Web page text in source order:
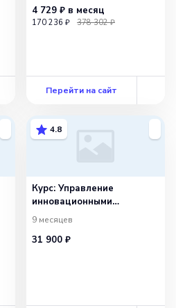
4 729 ₽ в месяц
170 236 ₽ 378 302 ₽
Перейти на сайт
4.8
Курс: Управление
инновационными
проектами
9 месяцев
31 900 ₽